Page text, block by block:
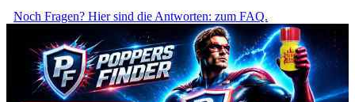
Noch Fragen? Hier sind die Antworten: zum FAQ.